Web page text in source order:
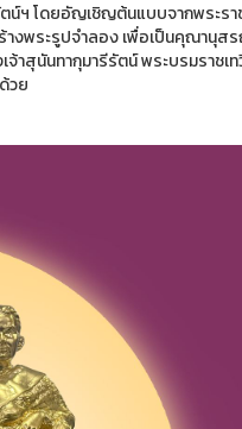
น์ฯ โดยอัญเชิญต้นแบบจากพระร
างพระรูปจำลอง เพื่อเป็นคุณานุ
าสุนันทากุมารีรัตน์ พระบรมราชเ
วย